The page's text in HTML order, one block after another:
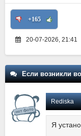
+165
20-07-2026, 21:41
Если возникли
Rediska
Я